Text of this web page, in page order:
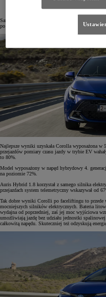
Samochody miały pięciokrotnie pokonać trasę o
po suchej nawierzchni w temperaturze kilku stopni
Najlepsze wyniki uzyskała Corolla wyposażona w
przejazdów pomiary czasu jazdy w trybie EV
to 80%.
Model wyposażony w napęd hybrydowy 4.
na poziomie 72%.
Auris Hybrid 1.8 korzystał z samego silnika
przejazdach system telemetryczny wskazywał od
Tak dobre wyniki Corolli po faceliftingu to przede
mocniejszych silników elektrycznych. Bateria
wydajna od poprzedniej, zaś jej moc wyjściowa
umożliwiają jazdę bez udziału jednostki
całkowitą napędu. Skuteczniej też odzyskują